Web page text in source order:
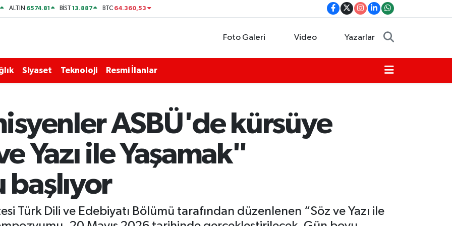
ALTIN 6574.81 BİST13.887 BTC 64.360,53
Foto Galeri Video Yazarlar
Siyaset Teknoloji Resmi İlanlar
ASBÜ'de kürsüye
Yazı ile Yaşamak"
Türk Dili ve Edebiyatı Bölümü tarafından düzenlenen “Söz ve Yazı ile